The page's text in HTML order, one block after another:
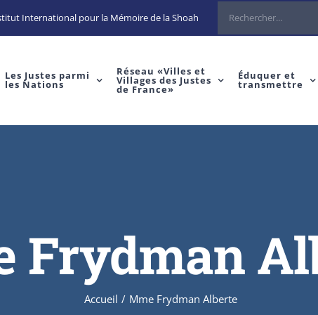
International pour la Mémoire de la Shoah Rechercher
Les Justes parmi
les Nations
Réseau «Villes et
Villages des Justes
de France»
Éduquer et
transmettre
Frydman
Accueil / Mme Frydman Alberte